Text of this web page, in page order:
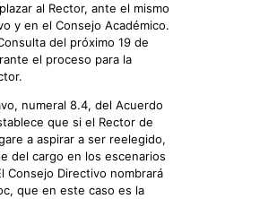
al Rector, ante el mismo
y en el Consejo Académico.
del próximo 19 de
el proceso para la
numeral 8.4, del Acuerdo
que si el Rector de
a aspirar a ser reelegido,
del cargo en los escenarios
Consejo Directivo nombrará
que en este caso es la